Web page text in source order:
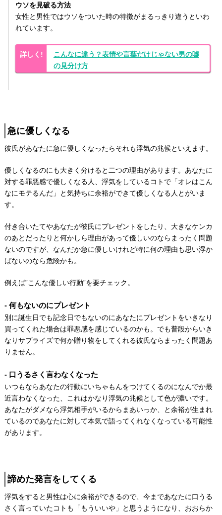
ウソを見破る方法
女性と男性ではウソをついた時の特徴がまるっきり違うといわ
れています。
こんなに違う？表情や言葉だけじゃない男の嘘
の見分け方
急に優しくなる
彼氏があなたに急に優しくなったらそれも浮気の兆候といえます。
優しくなるのにも大きく分けると二つの理由があります。あなたに
対する罪悪感で優しくなる人、浮気をしているコトで「オレはこん
なにモテるんだ」と気持ちに余裕ができて優しくなる人とがいま
す。
付き合いたてやあなたが彼氏にプレゼントをしたり、大きなケンカ
のあとだったりと何かしら理由があって優しいのならまったく問題
ないのですが、なんだか急に優しいけれど特に何の理由も思い浮か
ばないのなら危険かも。
例えば”こんな優しい行動”を要チェック。
何もないのにプレゼント
別に誕生日でも記念日でもないのにあなたにプレゼントをいきなり
買ってくれた場合は罪悪感を感じているのかも。でも普段からいき
なりサプライズで何か贈り物をしてくれる彼氏ならまったく問題あ
りません。
口うるさく言わなくなった
いつもならあなたの行動にいちゃもんをつけてくるのになんでか最
近言わなくなった、これはかなり浮気の兆候として色が濃いです。
あなたがダメなら浮気相手がいるからまあいっか、と余裕が生まれ
ているのであなたに対して本気で語ってくれなくなっている可能性
があります。
諦めた発言をしてくる
浮気をすると男性は心に余裕ができるので、今まであなたに口うる
さく言っていたコトも「もういいや」と思うようになり、おおらか